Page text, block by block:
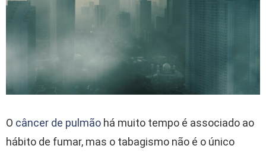
O câncer de pulmão há muito tempo é associado ao
hábito de fumar, mas o tabagismo não é o único